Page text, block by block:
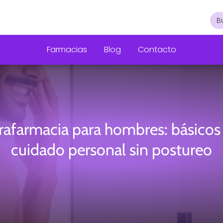
Farmacias Blog Contacto
para hombres:
cuidado personal sin postureo